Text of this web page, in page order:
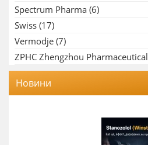
Spectrum Pharma (6)
Swiss (17)
Vermodje (7)
ZPHC Zhengzhou Pharmaceutical
Новини